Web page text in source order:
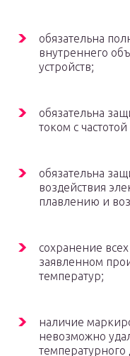
обязательна
внутреннего
устройств;
обязательна
током с
обязательна
воздействия
плавлению и
сохранение
заявленном
температур;
наличие
невозможно
температурного